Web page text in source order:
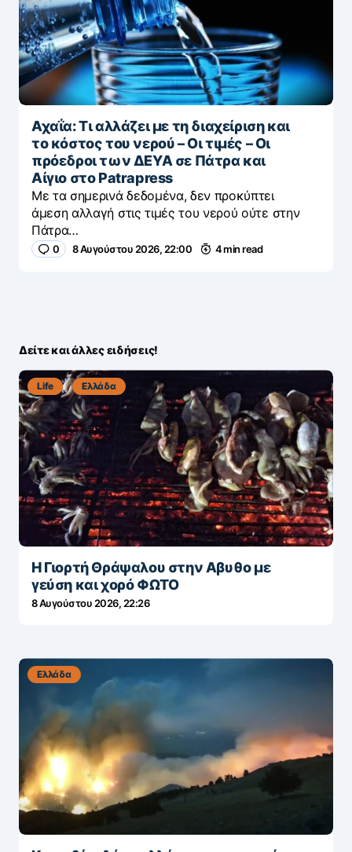
Αχαΐα: Τι αλλάζει με τη διαχείριση και
το κόστος του νερού – Οι τιμές – Οι
πρόεδροι των ΔΕΥΑ σε Πάτρα και
Αίγιο στο Patrapress
Με τα σημερινά δεδομένα, δεν προκύπτει
άμεση αλλαγή στις τιμές του νερού ούτε στην
Πάτρα…
0 8 Αυγούστου 2026, 22:00 4 min read
Δείτε και άλλες ειδήσεις!
Life Ελλάδα
Η Γιορτή Θράψαλου στην Αβυθο με
γεύση και χορό ΦΩΤΟ
8 Αυγούστου 2026, 22:26
Ελλάδα